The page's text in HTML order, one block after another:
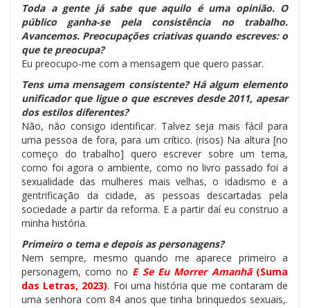
Toda a gente já sabe que aquilo é uma opinião. O
público ganha-se pela consistência no trabalho.
Avancemos. Preocupações criativas quando escreves: o
que te preocupa?
Eu preocupo-me com a mensagem que quero passar.
Tens uma mensagem consistente? Há algum elemento
unificador que ligue o que escreves desde 2011, apesar
dos estilos diferentes?
Não, não consigo identificar. Talvez seja mais fácil para
uma pessoa de fora, para um crítico. (risos) Na altura [no
começo do trabalho] quero escrever sobre um tema,
como foi agora o ambiente, como no livro passado foi a
sexualidade das mulheres mais velhas, o idadismo e a
gentrificação da cidade, as pessoas descartadas pela
sociedade a partir da reforma. E a partir daí eu construo a
minha história.
Primeiro o tema e depois as personagens?
Nem sempre, mesmo quando me aparece primeiro a
personagem, como no E Se Eu Morrer Amanhã(Suma
das Letras, 2023). Foi uma história que me contaram de
uma senhora com 84 anos que tinha brinquedos sexuais,.